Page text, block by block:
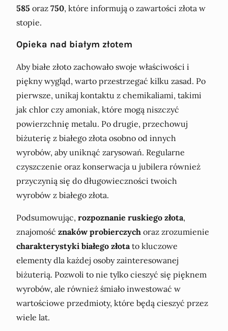
585 oraz 750, które informują o zawartości złota w
stopie.
Opieka nad białym złotem
Aby białe złoto zachowało swoje właściwości i
piękny wygląd, warto przestrzegać kilku zasad. Po
pierwsze, unikaj kontaktu z chemikaliami, takimi
jak chlor czy amoniak, które mogą niszczyć
powierzchnię metalu. Po drugie, przechowuj
biżuterię z białego złota osobno od innych
wyrobów, aby uniknąć zarysowań. Regularne
czyszczenie oraz konserwacja u jubilera również
przyczynią się do długowieczności twoich
wyrobów z białego złota.
Podsumowując, rozpoznanie ruskiego złota,
znajomość znaków probierczych oraz zrozumienie
charakterystyki białego złotato kluczowe
elementy dla każdej osoby zainteresowanej
biżuterią. Pozwoli to nie tylko cieszyć się pięknem
wyrobów, ale również śmiało inwestować w
wartościowe przedmioty, które będą cieszyć przez
wiele lat.